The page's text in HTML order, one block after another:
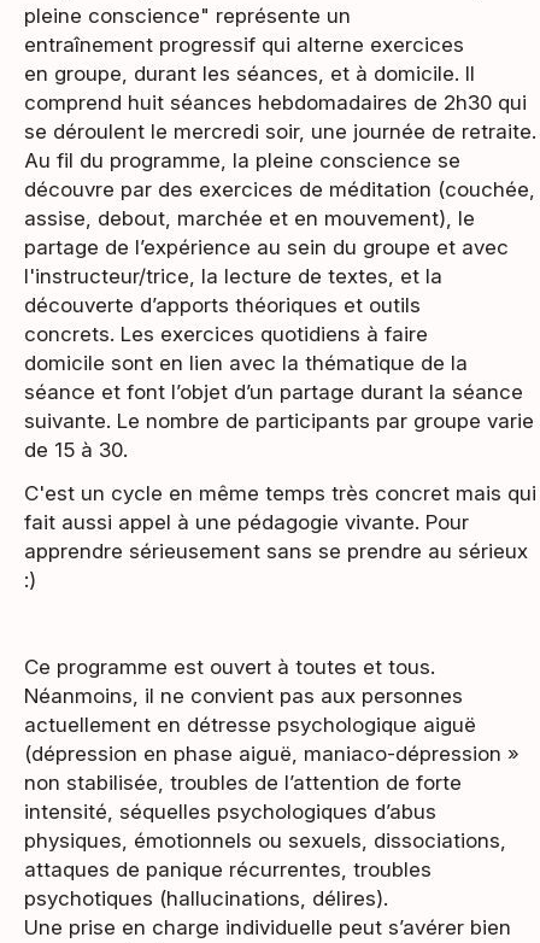
pleine conscience" représente un
entraînement progressif qui alterne exercices
en groupe, durant les séances, et à domicile. Il
comprend huit séances hebdomadaires de 2h30 qui
se déroulent le mercredi soir, une journée de retraite.
Au fil du programme, la pleine conscience se
découvre par des exercices de méditation (couchée,
assise, debout, marchée et en mouvement), le
partage de l’expérience au sein du groupe et avec
l'instructeur/trice, la lecture de textes, et la
découverte d’apports théoriques et outils
concrets. Les exercices quotidiens à faire
domicile sont en lien avec la thématique de la
séance et font l’objet d’un partage durant la séance
suivante. Le nombre de participants par groupe varie
de 15 à 30.
C'est un cycle en même temps très concret mais qui
fait aussi appel à une pédagogie vivante. Pour
apprendre sérieusement sans se prendre au sérieux
:)
Ce programme est ouvert à toutes et tous.
Néanmoins, il ne convient pas aux personnes
actuellement en détresse psychologique aiguë
(dépression en phase aiguë, maniaco-dépression »
non stabilisée, troubles de l’attention de forte
intensité, séquelles psychologiques d’abus
physiques, émotionnels ou sexuels, dissociations,
attaques de panique récurrentes, troubles
psychotiques (hallucinations, délires).
Une prise en charge individuelle peut s’avérer bien